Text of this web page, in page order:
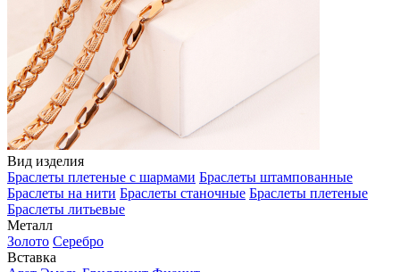
Вид изделия
Браслеты плетеные с шармами Браслеты штампованные
Браслеты на нити Браслеты станочные Браслеты плетеные
Браслеты литьевые
Металл
Золото Серебро
Вставка